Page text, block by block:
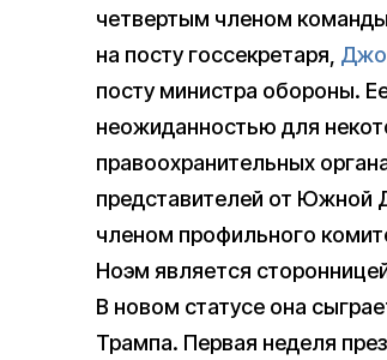
четвертым членом
на посту госсекретаря,
посту министра обороны.
неожиданностью для
правоохранительных
представителей от Южной
членом профильного
Ноэм является
В новом статусе она
Трампа. Первая неделя